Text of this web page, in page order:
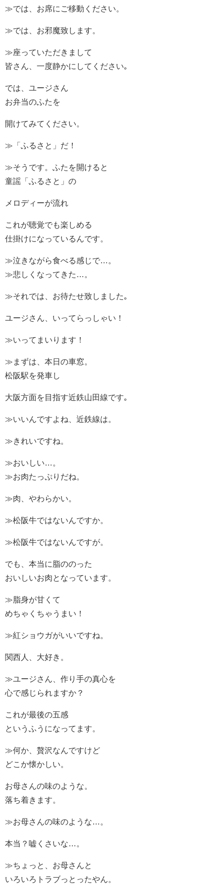
≫では、お席にご移動ください。
≫では、お邪魔致します。
≫座っていただきまして
皆さん、一度静かにしてください｡
では、ユージさん
お弁当のふたを
開けてみてください。
≫「ふるさと」だ！
≫そうです。ふたを開けると
童謡「ふるさと」の
メロディーが流れ
これが聴覚でも楽しめる
仕掛けになっているんです。
≫泣きながら食べる感じで…。
≫悲しくなってきた…。
≫それでは、お待たせ致しました｡
ユージさん、いってらっしゃい！
≫いってまいります！
≫まずは、本日の車窓。
松阪駅を発車し
大阪方面を目指す近鉄山田線です｡
≫いいんですよね、近鉄線は。
≫きれいですね。
≫おいしい…。
≫お肉たっぷりだね。
≫肉、やわらかい。
≫松阪牛ではないんですか。
≫松阪牛ではないんですが。
でも、本当に脂ののった
おいしいお肉となっています。
≫脂身が甘くて
めちゃくちゃうまい！
≫紅ショウガがいいですね。
関西人、大好き。
≫ユージさん、作り手の真心を
心で感じられますか？
これが最後の五感
というふうになってます。
≫何か、贅沢なんですけど
どこか懐かしい。
お母さんの味のような。
落ち着きます。
≫お母さんの味のような…。
本当？嘘くさいな…。
≫ちょっと、お母さんと
いろいろトラブっとったやん。